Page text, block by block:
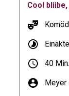
Cool
theater_comedy
timelapse
schedule 40 Min.
account_circle Meyer